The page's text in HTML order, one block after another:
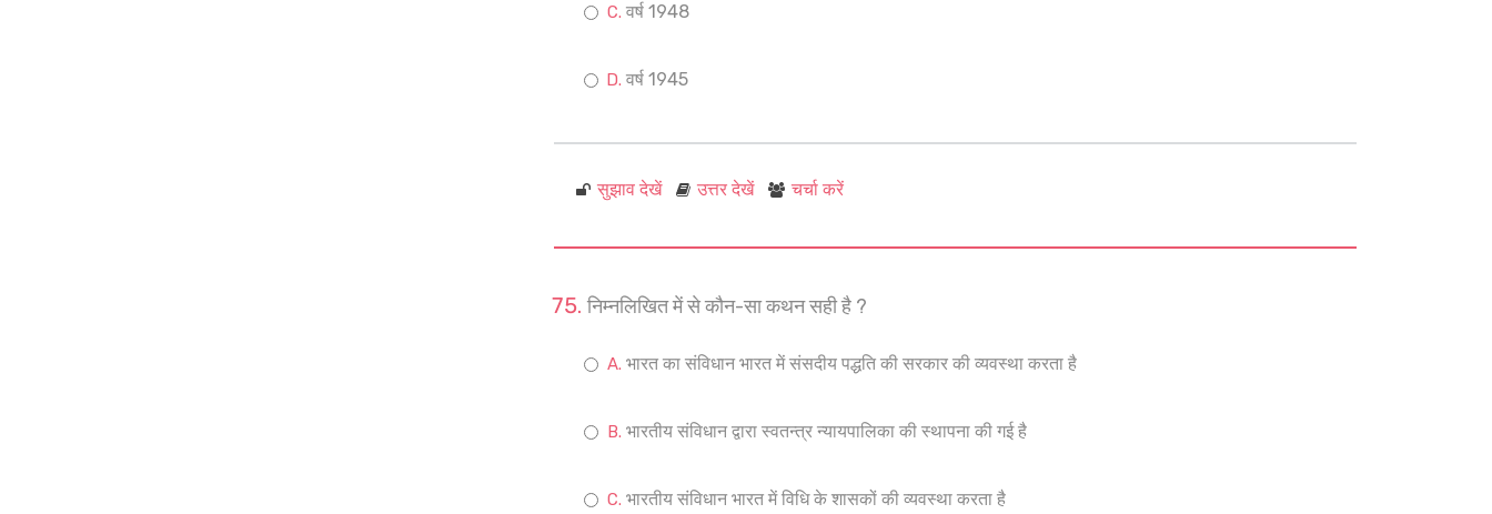
वर्ष 1948
वर्ष 1945
सुझाव देखें उत्तर देखें चर्चा करें
निम्नलिखित में से कौन-सा कथन सही है ?
भारत का संविधान भारत में संसदीय पद्धति की सरकार की व्यवस्था करता है
भारतीय संविधान द्वारा स्वतन्त्र न्यायपालिका की स्थापना की गई है
भारतीय संविधान भारत में विधि के शासकों की व्यवस्था करता है